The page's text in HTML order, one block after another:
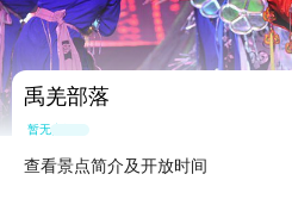
禹羌部落
暂无点评
查看景点简介及开放时间